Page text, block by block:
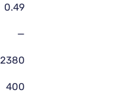
0.49
—
2380
400